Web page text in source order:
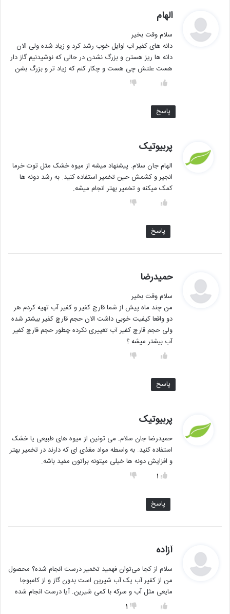
الهام
ت
:
سلام وقت بخیر
دانه های کفیر اب اوایل خوب رشد کرد و زیاد شده ولی الان
دانه ها ریز هستن و بزرگ نشدن در حالی که نوشیدنیم گاز دار
هست علتش چی هست و چکار کنم که زیاد تر و بزرگ بشن
پاسخ
پربیوتیک
ت
:
الهام جان سلام. پیشنهاد میشه از میوه خشک مثل توت خرما
انجیر و کشمش حین تخمیر استفاده کنید. به رشد دونه ها
کمک میکنه و تخمیر بهتر انجام میشه.
پاسخ
حمیدرضا
ت
سلام وقت بخیر
من چند ماه پیش از شما قارچ کفیر و کفیر آب تهیه کردم هر
دو واقعا کیفیت خوبی داشت الان حجم قارچ کفیر بیشتر شده
ولی حجم قارچ کفیر آب تغییری نکرده چطور حجم قارچ کفیر
آب بیشتر میشه ؟
پاسخ
پربیوتیک
ت
:
حمیدرضا جان سلام. می تونین از میوه های طبیعی یا خشک
استفاده کنید. به واسطه مواد مغذی ای که دارند در تخمیر بهتر
و افزایش دونه ها خیلی میتونه براتون مفید باشه.
1
پاسخ
آزاده
ت
:
سلام از کجا می‌توان فهمید تخمیر درست انجام شده؟ محصول
من از کفیر آب یک آب شیرین است بدون گاز و از کامبوجا
مایعی مثل آب و سرکه با کمی شیرین. آیا درست انجام شده
1